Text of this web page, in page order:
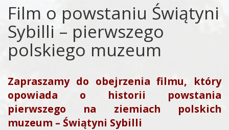
Film o powstaniu Świątyni
Sybilli – pierwszego
polskiego muzeum
Zapraszamy do obejrzenia filmu, który
opowiada o historii powstania
pierwszego na ziemiach polskich
muzeum – Świątyni Sybilli